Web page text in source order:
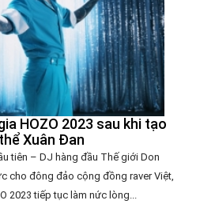
HOZO 2023 sau khi tạo
Xuân Đan
tiên – DJ hàng đầu Thế giới Don
cho đông đảo cộng đồng raver Việt,
2023 tiếp tục làm nức lòng...